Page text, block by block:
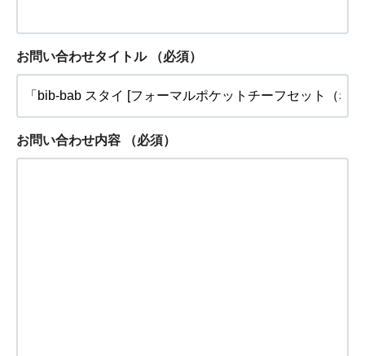
お問い合わせタイトル （必須）
お問い合わせ内容 （必須）